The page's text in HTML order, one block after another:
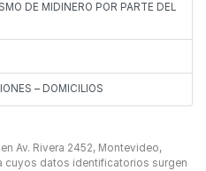
DE MIDINERO POR PARTE DEL
– DOMICILIOS
Av. Rivera 2452, Montevideo,
cuyos datos identificatorios surgen